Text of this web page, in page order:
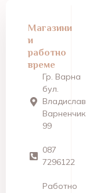
Магазини
и
работно
време
Гр. Варна
бул.
Владислав
Варненчик
99
087
7296122
Работно